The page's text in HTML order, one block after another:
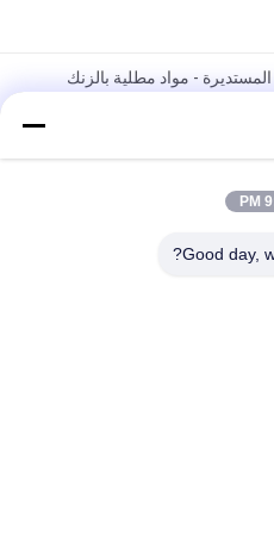
- مواد مطلية بالزنك
غطاء مع الشاشة الموقد غطاء
عملية جمع الغبار تهوية قنوات
Good day,